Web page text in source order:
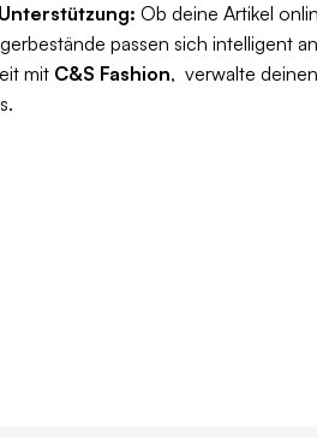
Ob deine Artikel
passen sich intelligent
mit C&S Fashion, verwalte